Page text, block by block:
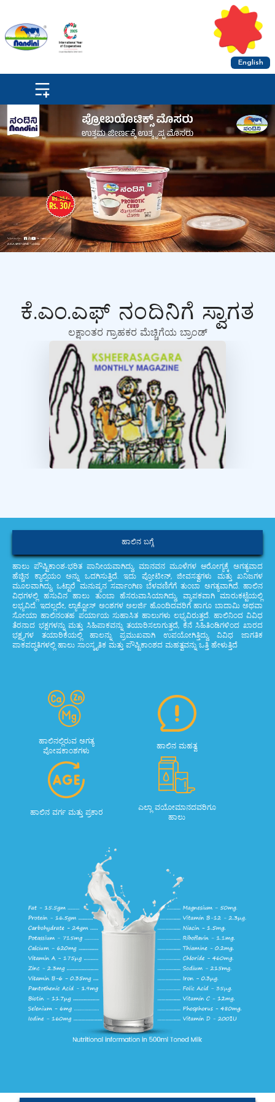
English
ಕೆ.ಎಂ.ಎಫ್ ನಂದಿನಿಗೆ ಸ್ವಾಗತ
ಲಕ್ಷಾಂತರ ಗ್ರಾಹಕರ ಮೆಚ್ಚಿಗೆಯ ಬ್ರಾಂಡ್
ಹಾಲಿನ ಬಗ್ಗೆ
ಹಾಲು ಪೌಷ್ಟಿಕಾಂಶ-ಭರಿತ ಪಾನೀಯವಾಗಿದ್ದು, ಮಾನವನ ಮೂಳೆಗಳ ಆರೋಗ್ಯಕ್ಕೆ ಅಗತ್ಯವಾದ
ಹೆಚ್ಚಿನ ಕ್ಯಾಲ್ಸಿಯಂ ಅನ್ನು ಒದಗಿಸುತ್ತಿದೆ. ಇದು ಪ್ರೋಟೀನ್, ಜೀವಸತ್ವಗಳು ಮತ್ತು ಖನಿಜಗಳ
ಮೂಲವಾಗಿದ್ದು, ಒಟ್ಟಾರೆ ಮನುಷ್ಯನ ಸರ್ವಾಂಗಿಣ ಬೆಳವಣಿಗೆಗೆ ತುಂಬಾ ಅಗತ್ಯವಾಗಿದೆ. ಹಾಲಿನ
ವಿಧಗಳಲ್ಲಿ ಹಸುವಿನ ಹಾಲು ತುಂಬಾ ಹೆಸರುವಾಸಿಯಾಗಿದ್ದು, ವ್ಯಾಪಕವಾಗಿ ಮಾರುಕಟ್ಟೆಯಲ್ಲಿ
ಲಭ್ಯವಿದೆ. ಇದಲ್ಲದೇ, ಲ್ಯಾಕ್ಟೋಸ್ ಅಂಶಗಳ ಅಲರ್ಜಿ ಹೊಂದಿದವರಿಗೆ ಹಾಗೂ ಬಾದಾಮಿ ಅಥವಾ
ಸೋಯಾ ಹಾಲಿನಂತಹ ಪರ್ಯಾಯ ಸುಹಾಸಿತ ಹಾಲುಗಳು ಲಭ್ಯವಿರುತ್ತದೆ. ಹಾಲಿನಿಂದ ವಿವಿಧ
ತೆರನಾದ ಭಕ್ಷಗಳನ್ನು ಮತ್ತು ಸಿಹಿಪಾಕವನ್ನು ತಯಾರಿಸಲಾಗುತ್ತದೆ, ಕೆನೆ ಸಿಹಿತಿಂಡಿಗಳಿಂದ ಖಾರದ
ಭಕ್ಷ್ಯಗಳ ತಯಾರಿಕೆಯಲ್ಲಿ ಹಾಲನ್ನು ಪ್ರಮುಖವಾಗಿ ಉಪಯೋಗಿತ್ತಿದ್ದು, ವಿವಿಧ ಜಾಗತಿಕ
ಪಾಕಪದ್ಧತಿಗಳಲ್ಲಿ ಹಾಲು ಸಾಂಸ್ಕೃತಿಕ ಮತ್ತು ಪೌಷ್ಟಿಕಾಂಶದ ಮಹತ್ವವನ್ನು ಒತ್ತಿ ಹೇಳುತ್ತಿದೆ
ಹಾಲಿನಲ್ಲಿರುವ ಅಗತ್ಯ
ಪೋಷಕಾಂಶಗಳು
ಹಾಲಿನ ಮಹತ್ವ
ಹಾಲಿನ ವರ್ಗ ಮತ್ತು ಪ್ರಕಾರ
ಎಲ್ಲಾ ವಯೋಮಾನದವರಿಗೂ
ಹಾಲು
Providing Central Sponsorship